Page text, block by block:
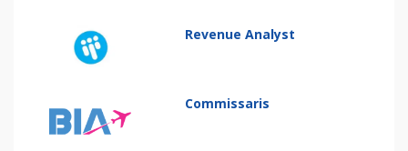
Revenue Analyst
Commissaris